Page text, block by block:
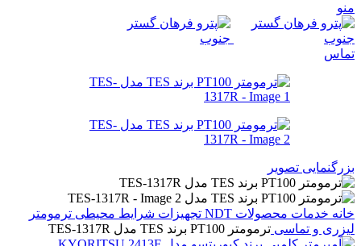
منو
تماس
بزرگنمایی تصویر
خانه خدمات محصولات NDT تجهیزات شرایط محیطی ترمومتر
لیزری و تماسی ترمومتر PT100 برند TES مدل TES-1317R